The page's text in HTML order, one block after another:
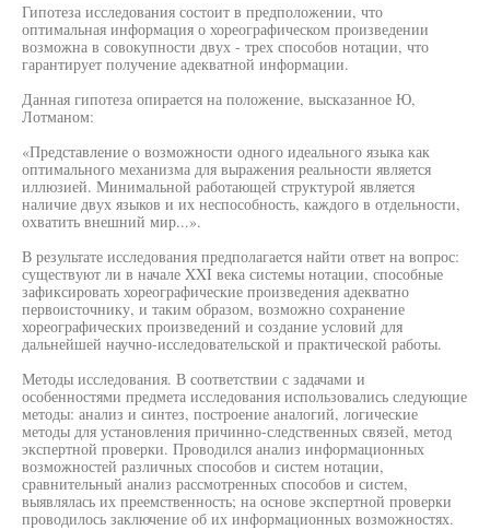
Гипотеза исследования состоит в предположении, что
оптимальная информация о хореографическом произведении
возможна в совокупности двух - трех способов нотации, что
гарантирует получение адекватной информации.
Данная гипотеза опирается на положение, высказанное Ю,
Лотманом:
«Представление о возможности одного идеального языка как
оптимального механизма для выражения реальности является
иллюзией. Минимальной работающей структурой является
наличие двух языков и их неспособность, каждого в отдельности,
охватить внешний мир...».
В результате исследования предполагается найти ответ на вопрос:
существуют ли в начале XXI века системы нотации, способные
зафиксировать хореографические произведения адекватно
первоисточнику, и таким образом, возможно сохранение
хореографических произведений и создание условий для
дальнейшей научно-исследовательской и практической работы.
Методы исследования. В соответствии с задачами и
особенностями предмета исследования использовались следующие
методы: анализ и синтез, построение аналогий, логические
методы для установления причинно-следственных связей, метод
экспертной проверки. Проводился анализ информационных
возможностей различных способов и систем нотации,
сравнительный анализ рассмотренных способов и систем,
выявлялась их преемственность; на основе экспертной проверки
проводилось заключение об их информационных возможностях.